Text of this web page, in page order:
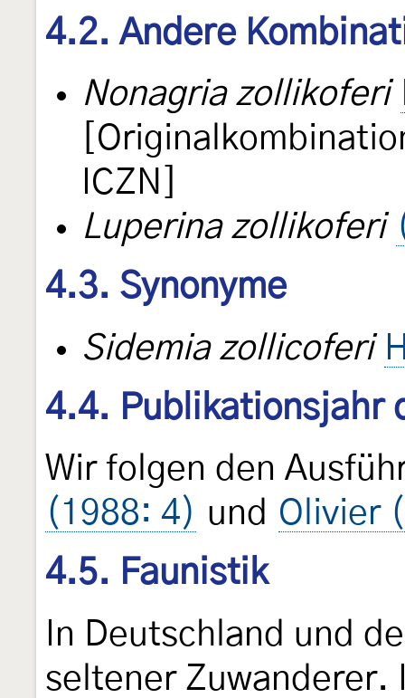
4.2. Andere
Nonagria zollikoferi
ICZN]
Luperina zollikoferi
4.3. Synonyme
Sidemia zollicoferi
4.4. Publikationsjahr
Wir folgen den
(1988: 4) und Olivier
4.5. Faunistik
In Deutschland und
seltener Zuwanderer.